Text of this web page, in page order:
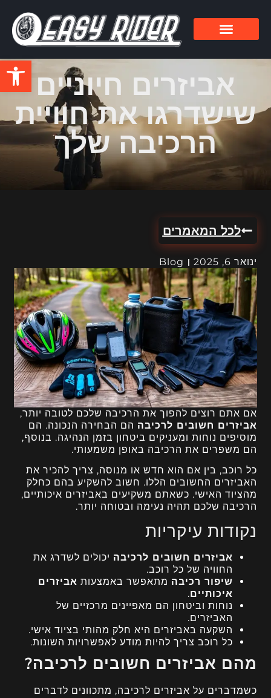
פתח אביזרים חיוניים
שישדרגו את חוויית
הרכיבה שלך
לכל המאמרים
ינואר 6, 2025 Blog
אם אתם רוצים להפוך את הרכיבה שלכם לטובה יותר,
אביזרים חשובים לרכיבה הם הבחירה הנכונה. הם
מוסיפים נוחות ומעניקים ביטחון בזמן הנהיגה. בנוסף,
הם משפרים את הרכיבה באופן משמעותי.
כל רוכב, בין אם הוא חדש או מנוסה, צריך להכיר את
האביזרים החשובים הללו. חשוב להשקיע בהם כחלק
מהציוד האישי. כשאתם משקיעים באביזרים איכותיים,
הרכיבה שלכם תהיה נעימה ובטוחה יותר.
נקודות עיקריות
אביזרים חשובים לרכיבה יכולים לשדרג את
החוויה של כל רוכב.
שיפור רכיבה מתאפשר באמצעות אביזרים
איכותיים.
נוחות וביטחון הם מאפיינים מרכזיים של
האביזרים.
השקעה באביזרים היא חלק מהותי בציוד אישי.
כל רוכב צריך להיות מודע לאפשרויות השונות.
מהם אביזרים חשובים לרכיבה?
כשמדברים על אביזרים לרכיבה, מתכוונים לדברים